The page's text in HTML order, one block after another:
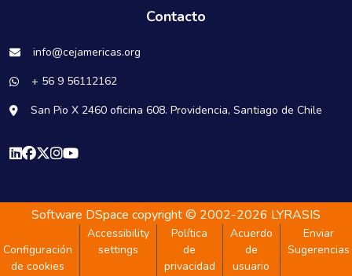
Contacto
info@cejamericas.org
+ 56 9 56112162
San Pio X 2460 oficina 608. Providencia, Santiago de Chile
Software DSpace copyright © 2002-2026 LYRASIS
Configuración
de cookies
Accessibility
settings
Política
de
privacidad
Acuerdo
de
usuario
Enviar
Sugerencias